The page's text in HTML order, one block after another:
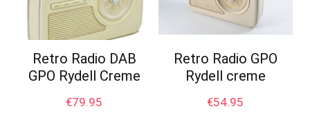
Retro Radio DAB
GPO Rydell Creme
€79.95
Retro Radio GPO
Rydell creme
€54.95